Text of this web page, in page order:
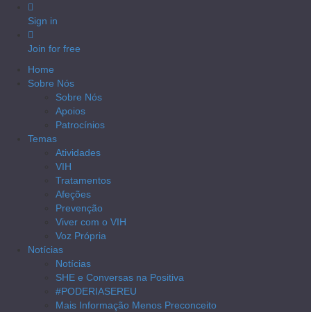
Sign in
Join for free
Home
Sobre Nós
Sobre Nós
Apoios
Patrocínios
Temas
Atividades
VIH
Tratamentos
Afeções
Prevenção
Viver com o VIH
Voz Própria
Notícias
Notícias
SHE e Conversas na Positiva
#PODERIASEREU
Mais Informação Menos Preconceito